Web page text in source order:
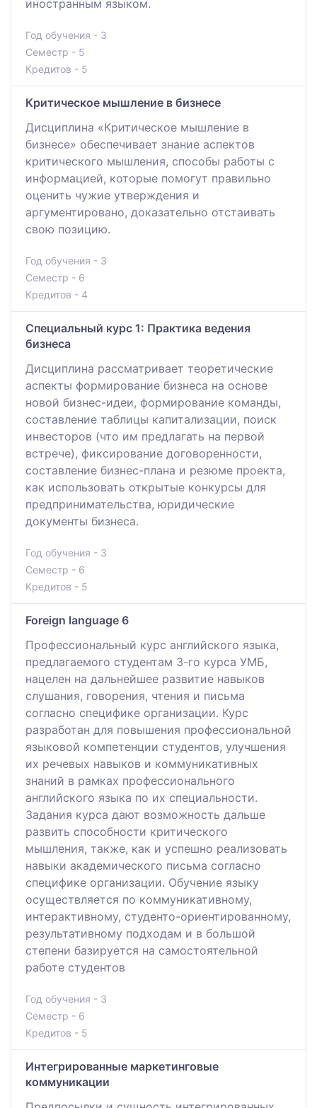
иностранным языком.
Год обучения - 3
Семестр - 5
Кредитов - 5
Критическое мышление в бизнесе
Дисциплина «Критическое мышление в
бизнесе» обеспечивает знание аспектов
критического мышления, способы работы с
информацией, которые помогут правильно
оценить чужие утверждения и
аргументировано, доказательно отстаивать
свою позицию.
Год обучения - 3
Семестр - 6
Кредитов - 4
Специальный курс 1: Практика ведения
бизнеса
Дисциплина рассматривает теоретические
аспекты формирование бизнеса на основе
новой бизнес-идеи, формирование команды,
составление таблицы капитализации, поиск
инвесторов (что им предлагать на первой
встрече), фиксирование договоренности,
составление бизнес-плана и резюме проекта,
как использовать открытые конкурсы для
предпринимательства, юридические
документы бизнеса.
Год обучения - 3
Семестр - 6
Кредитов - 5
Foreign language 6
Профессиональный курс английского языка,
предлагаемого студентам 3-го курса УМБ,
нацелен на дальнейшее развитие навыков
слушания, говорения, чтения и письма
согласно специфике организации. Курс
разработан для повышения профессиональной
языковой компетенции студентов, улучшения
их речевых навыков и коммуникативных
знаний в рамках профессионального
английского языка по их специальности.
Задания курса дают возможность дальше
развить способности критического
мышления, также, как и успешно реализовать
навыки академического письма согласно
специфике организации. Обучение языку
осуществляется по коммуникативному,
интерактивному, студенто-ориентированному,
результативному подходам и в большой
степени базируется на самостоятельной
работе студентов
Год обучения - 3
Семестр - 6
Кредитов - 5
Интегрированные маркетинговые
коммуникации